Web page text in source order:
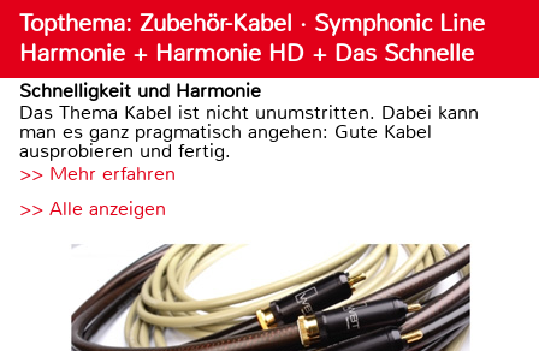
Topthema: Zubehör-Kabel · Symphonic Line
Harmonie + Harmonie HD + Das Schnelle
Schnelligkeit und Harmonie
Das Thema Kabel ist nicht unumstritten. Dabei kann
man es ganz pragmatisch angehen: Gute Kabel
ausprobieren und fertig.
>> Mehr erfahren
>> Alle anzeigen